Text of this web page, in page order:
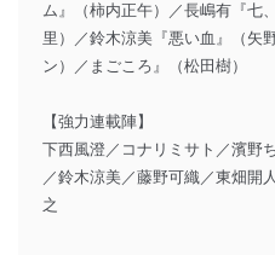
ム』（柿内正午）／長嶋有『七
里）／鈴木涼美『悪い血』（矢
ン）／まごころ』（松田樹）
【強力連載陣】
下西風澄／コナリミサト／濱野
／鈴木涼美／藤野可織／東畑開
之